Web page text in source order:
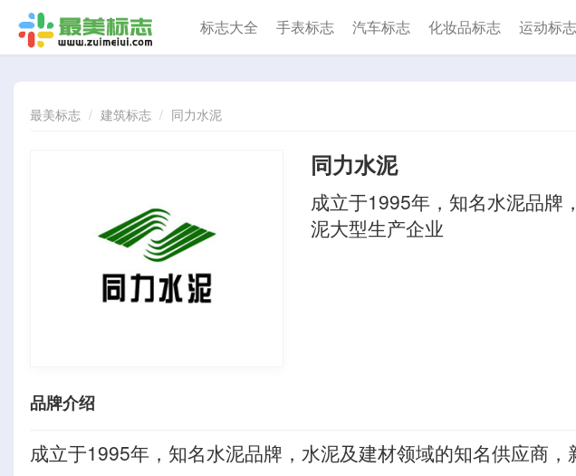
标志大全 手表标志 汽车标志 化妆品标志 运动标志
最美标志 建筑标志 同力水泥
同力水泥
成立于1995年，知名水泥品牌
泥大型生产企业
品牌介绍
成立于1995年，知名水泥品牌，水泥及建材领域的知名供应商